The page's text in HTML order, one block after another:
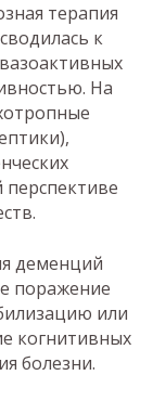
терапия
к
На
перспективе
деменций
поражение
или
когнитивных
болезни.